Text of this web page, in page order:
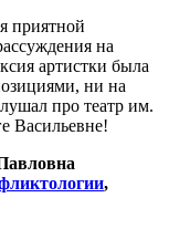
приятной
на
артистки была
ни на
про театр им.
Васильевне!
,